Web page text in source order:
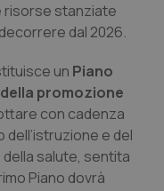
risorse stanziate
dal 2026.
un Piano
promozione
con cadenza
e del
salute, sentita
Piano dovrà